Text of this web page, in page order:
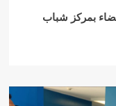
بمركز شباب